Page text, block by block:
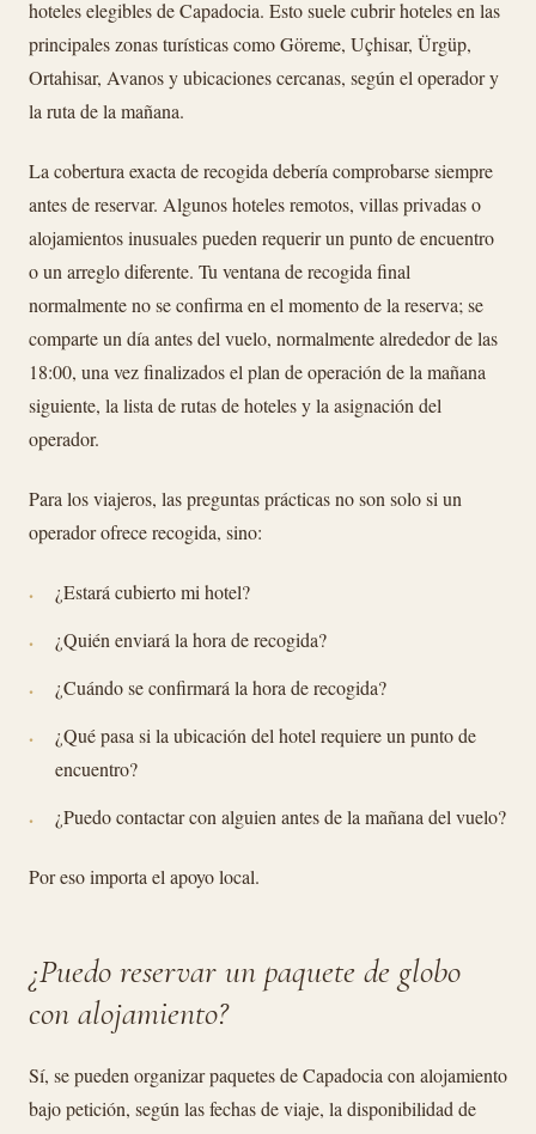
hoteles elegibles de Capadocia. Esto suele cubrir hoteles en las
principales zonas turísticas como Göreme, Uçhisar, Ürgüp,
Ortahisar, Avanos y ubicaciones cercanas, según el operador y
la ruta de la mañana.
La cobertura exacta de recogida debería comprobarse siempre
antes de reservar. Algunos hoteles remotos, villas privadas o
alojamientos inusuales pueden requerir un punto de encuentro
o un arreglo diferente. Tu ventana de recogida final
normalmente no se confirma en el momento de la reserva; se
comparte un día antes del vuelo, normalmente alrededor de las
18:00, una vez finalizados el plan de operación de la mañana
siguiente, la lista de rutas de hoteles y la asignación del
operador.
Para los viajeros, las preguntas prácticas no son solo si un
operador ofrece recogida, sino:
¿Estará cubierto mi hotel?
¿Quién enviará la hora de recogida?
¿Cuándo se confirmará la hora de recogida?
¿Qué pasa si la ubicación del hotel requiere un punto de
encuentro?
¿Puedo contactar con alguien antes de la mañana del vuelo?
Por eso importa el apoyo local.
¿Puedo reservar un paquete de globo
con alojamiento?
Sí, se pueden organizar paquetes de Capadocia con alojamiento
bajo petición, según las fechas de viaje, la disponibilidad de